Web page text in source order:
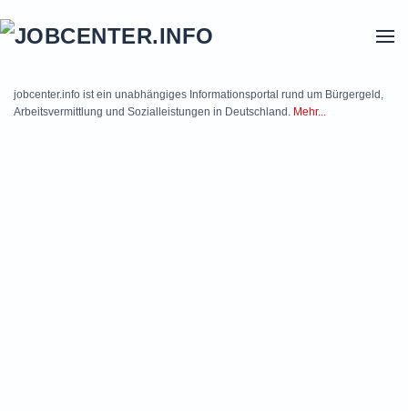
jobcenter.info ist ein unabhängiges Informationsportal rund um Bürgergeld,
Arbeitsvermittlung und Sozialleistungen in Deutschland. Mehr...